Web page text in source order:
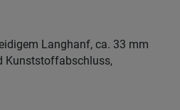
Langhanf, ca. 33 mm
Kunststoffabschluss,